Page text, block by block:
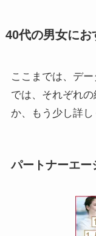
40代の男女に
ここまでは、デ
では、それぞれ
か、もう少し詳し
パートナーエー